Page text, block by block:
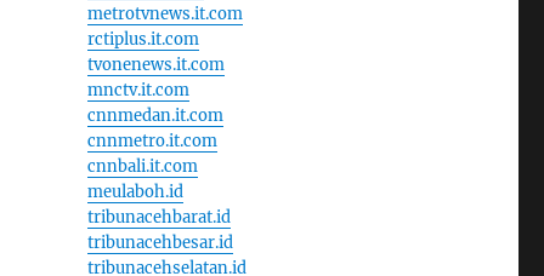
metrotvnews.it.com
rctiplus.it.com
tvonenews.it.com
mnctv.it.com
cnnmedan.it.com
cnnmetro.it.com
cnnbali.it.com
meulaboh.id
tribunacehbarat.id
tribunacehbesar.id
tribunacehselatan.id